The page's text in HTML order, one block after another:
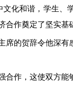
化和谐，学生
作奠定了坚实基
的贺辞令他深
作，这使双方